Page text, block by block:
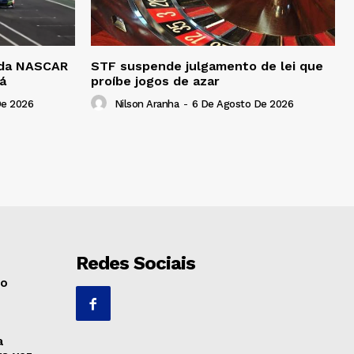
NASCAR
2026
STF suspende julgamento de lei que
proíbe jogos de azar
Nilson Aranha - 6 De Agosto De 2026
Redes Sociais